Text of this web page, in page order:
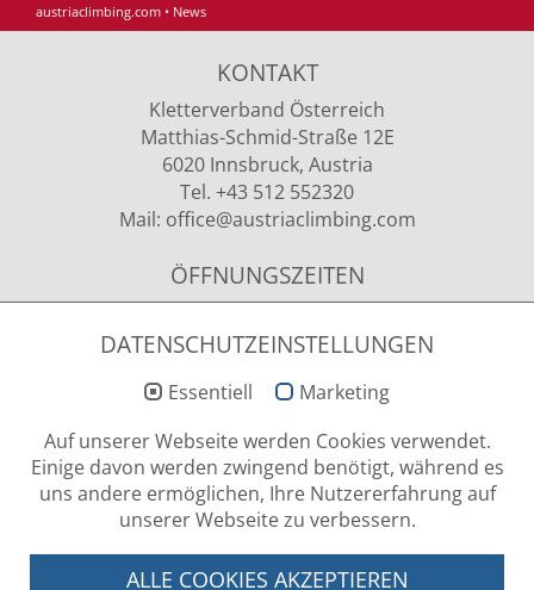
austriaclimbing.com • News
KONTAKT
Kletterverband Österreich
Matthias-Schmid-Straße 12E
6020 Innsbruck, Austria
Tel. +43 512 552320
Mail: office@austriaclimbing.com
ÖFFNUNGSZEITEN
Montag - Donnerstag
09.00 - 12.00 Uhr & 13.00 - 15.00 Uhr
NEWSLETTER ANMELDUNG
LOG-IN BEREICH
DATENSCHUTZEINSTELLUNGEN
Essentiell
Marketing
Auf unserer Webseite werden Cookies verwendet.
Einige davon werden zwingend benötigt, während es
uns andere ermöglichen, Ihre Nutzererfahrung auf
unserer Webseite zu verbessern.
ALLE COOKIES AKZEPTIEREN